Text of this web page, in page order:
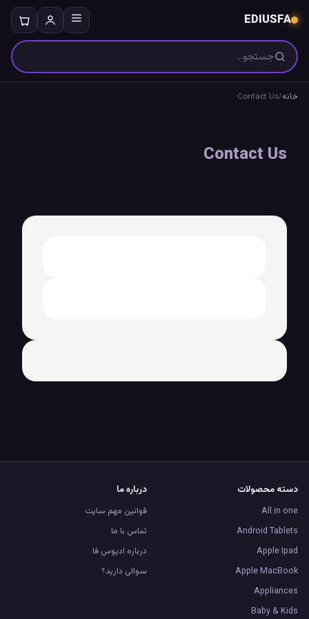
EDIUSFA
خانه/
Contact Us
Contact Us
دسته محصولات
All in one
Android Tablets
Apple Ipad
Apple MacBook
Appliances
Baby & Kids
درباره ما
قوانین مهم سایت
تماس با ما
درباره ادیوس فا
سوالی دارید؟